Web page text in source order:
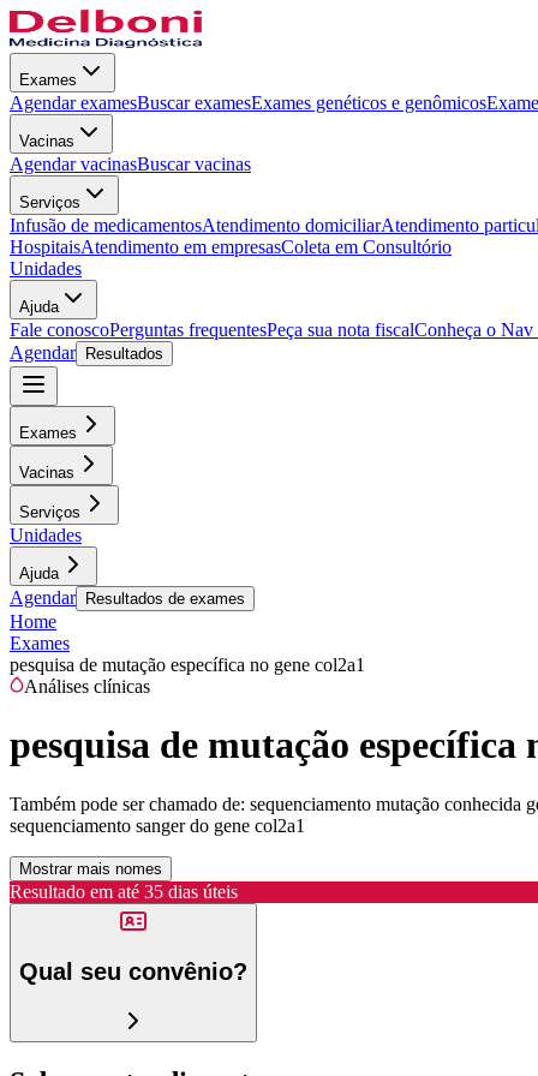
Exames
Agendar examesBuscar examesExames genéticos e genômicos
Vacinas
Agendar vacinasBuscar vacinas
Serviços
Infusão de medicamentosAtendimento domiciliarAtendimento
HospitaisAtendimento em empresasColeta em Consultório
Unidades
Ajuda
Fale conoscoPerguntas frequentesPeça sua nota fiscalConheça o Nav
Agendar
Resultados
Exames
Vacinas
Serviços
Unidades
Ajuda
Agendar Resultados de exames
Home
Exames
pesquisa de mutação específica no gene col2a1
Análises clínicas
pesquisa de mutação específica
Também pode ser chamado de: sequenciamento mutação conhecida
sequenciamento sanger do gene col2a1
Mostrar mais nomes
Resultado em até 35 dias úteis
Qual seu convênio?